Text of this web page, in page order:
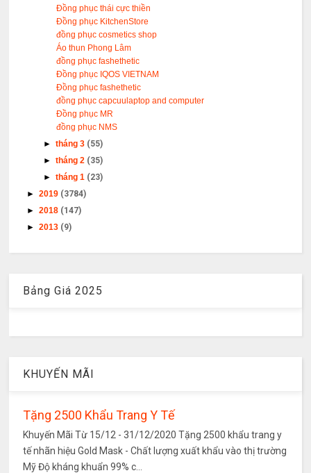
Đồng phục thái cực thiền
Đồng phục KitchenStore
đồng phục cosmetics shop
Áo thun Phong Lâm
đồng phục fashethetic
Đồng phục IQOS VIETNAM
Đồng phục fashethetic
đồng phục capcuulaptop and computer
Đồng phục MR
đồng phục NMS
►tháng 3 (55)
►tháng 2 (35)
►tháng 1 (23)
►2019 (3784)
►2018 (147)
►2013 (9)
Bảng Giá 2025
KHUYẾN MÃI
Tặng 2500 Khẩu Trang Y Tế
Khuyến Mãi Từ 15/12 - 31/12/2020 Tặng 2500 khẩu trang y
tế nhãn hiệu Gold Mask - Chất lượng xuất khẩu vào thị trường
Mỹ Độ kháng khuẩn 99% c...